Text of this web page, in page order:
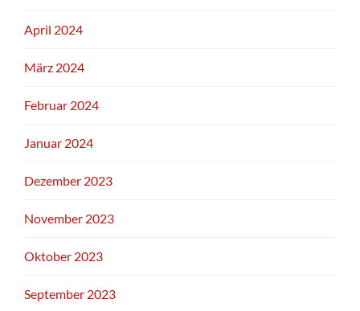
April 2024
März 2024
Februar 2024
Januar 2024
Dezember 2023
November 2023
Oktober 2023
September 2023